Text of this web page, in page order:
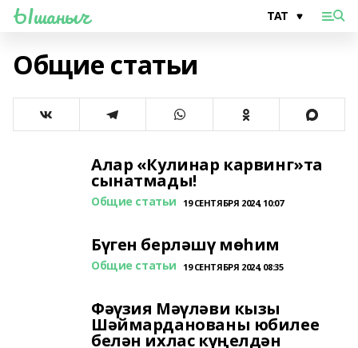
Ышаныч
Общие статьи
Алар «Кулинар карвинг»та
сынатмады!
Общие статьи 19 СЕНТЯБРЯ 2024, 10:07
Бүген берләшү мөһим
Общие статьи 19 СЕНТЯБРЯ 2024, 08:35
Фәүзия Мәүләви кызы
Шәймарданованы юбилее
белән ихлас күңелдән